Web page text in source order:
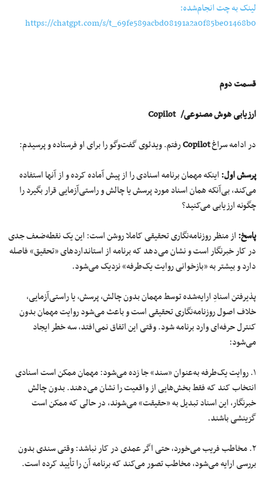
لینک به چت انجام‌شده:
https://chatgpt.com/s/t_69fe589acbd08191a2a0f85be01468b0
قسمت دوم
ارزیابی هوش مصنوعی/ Copilot
در ادامه سراغCopilotرفتم. ویدئوی گفت‌وگو را برای او فرستاده و پرسیدم:
پرسش اول:اینکه مهمان برنامه اسنادی را از پیش آماده کرده و از آنها استفاده
می‌کند، بی‌آنکه همان اسناد مورد پرسش یا چالش و راستی‌آزمایی قرار بگیرد را
چگونه ارزیابی می‌کنید؟
پاسخ:از منظر روزنامه‌نگاری تحقیقی کاملا روشن است: این یک نقطه‌ضعف جدی
در کار خبرنگار است و نشان می‌دهد که برنامه از استانداردهای «تحقیق» فاصله
دارد و بیشتر به «بازخوانی روایت یک‌طرفه» نزدیک می‌شود.
پذیرفتن اسنادِ ارایه‌شده توسط مهمان بدون چالش، پرسش، یا راستی‌آزمایی،
خلاف اصول روزنامه‌نگاری تحقیقی است و باعث می‌شود روایت مهمان بدون
کنترل حرفه‌ای وارد برنامه شود. وقتی این اتفاق نمی‌افتد، سه خطر ایجاد
می‌شود:
۱. روایت یک‌طرفه به‌عنوان «سند» جا زده می‌شود: مهمان ممکن است اسنادی
انتخاب کند که فقط بخش‌هایی از واقعیت را نشان می‌دهند. بدون چالش
خبرنگار، این اسناد تبدیل به «حقیقت» می‌شوند، در حالی که ممکن است
گزینشی باشند.
۲. مخاطب فریب می‌خورد، حتی اگر عمدی در کار نباشد: وقتی سندی بدون
بررسی ارایه می‌شود، مخاطب تصور می‌کند که برنامه آن را تأیید کرده است.